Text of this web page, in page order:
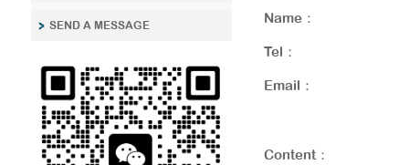
SEND A MESSAGE Name：
Tel：
Email：
Content：